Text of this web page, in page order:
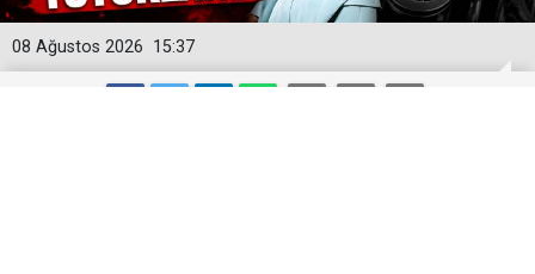
15:37
08 Ağustos 2026